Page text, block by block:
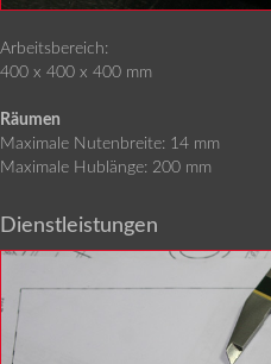
Arbeitsbereich:
400 x 400 x 400 mm
Räumen
Maximale Nutenbreite: 14 mm
Maximale Hublänge: 200 mm
Dienstleistungen